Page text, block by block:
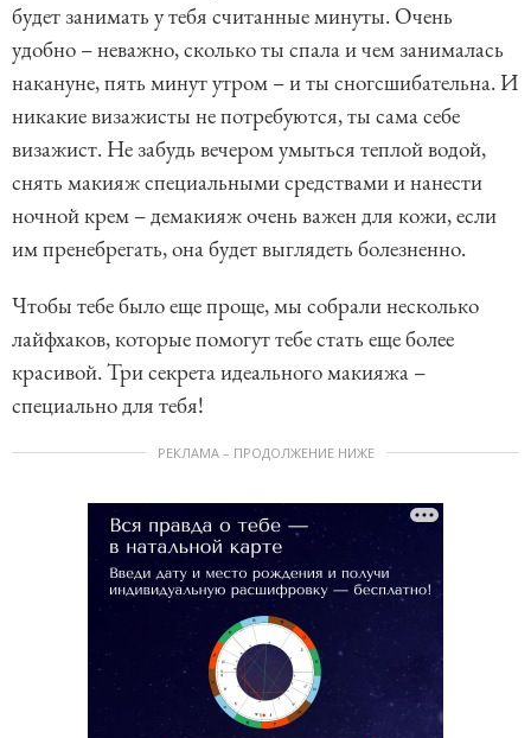
будет занимать у тебя считанные минуты. Очень
удобно – неважно, сколько ты спала и чем занималась
накануне, пять минут утром – и ты сногсшибательна. И
никакие визажисты не потребуются, ты сама себе
визажист. Не забудь вечером умыться теплой водой,
снять макияж специальными средствами и нанести
ночной крем – демакияж очень важен для кожи, если
им пренебрегать, она будет выглядеть болезненно.
Чтобы тебе было еще проще, мы собрали несколько
лайфхаков, которые помогут тебе стать еще более
красивой. Три секрета идеального макияжа –
специально для тебя!
РЕКЛАМА – ПРОДОЛЖЕНИЕ НИЖЕ